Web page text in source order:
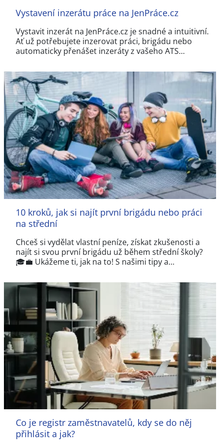
Vystavení inzerátu práce na JenPráce.cz
Vystavit inzerát na JenPráce.cz je snadné a intuitivní.
Ať už potřebujete inzerovat práci, brigádu nebo
automaticky přenášet inzeráty z vašeho ATS…
10 kroků, jak si najít první brigádu nebo práci
na střední
Chceš si vydělat vlastní peníze, získat zkušenosti a
najít si svou první brigádu už během střední školy?
🎓💼 Ukážeme ti, jak na to! S našimi tipy a…
Co je registr zaměstnavatelů, kdy se do něj
přihlásit a jak?